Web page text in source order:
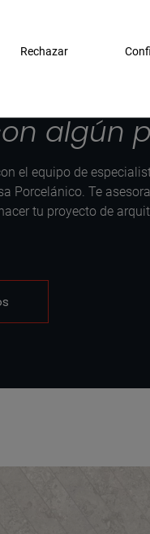
más
algún
el equipo de
Porcelánico. Te
tu proyecto de
Rechazar